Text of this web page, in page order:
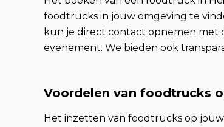
foodtrucks in jouw omgeving te
kun je direct contact opnemen met
evenement. We bieden ook
Voordelen van foodtrucks
Het inzetten van foodtrucks op